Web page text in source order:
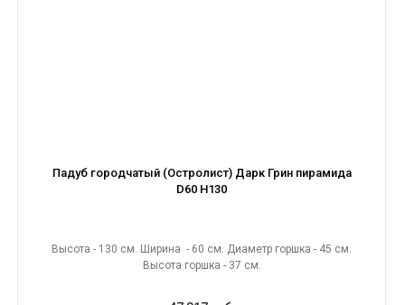
Падуб городчатый (Остролист) Дарк Грин пирамида
D60 H130
Высота - 130 см. Ширина - 60 см. Диаметр горшка - 45 см.
Высота горшка - 37 см.